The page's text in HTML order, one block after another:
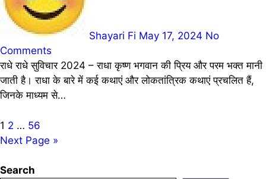
Shayari Fi May 17, 2024 No
Comments
राधे राधे सुविचार 2024 – राधा कृष्ण भगवान की प्रिय और परम भक्त मानी
जाती है। राधा के बारे में कई कथाएं और लोकतांत्रिक कथाएं प्रचलित हैं,
जिनके माध्यम से…
Posts
pagination
1 2 … 56
Next Page »
Search